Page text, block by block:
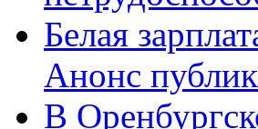
Белая
Анонс
В